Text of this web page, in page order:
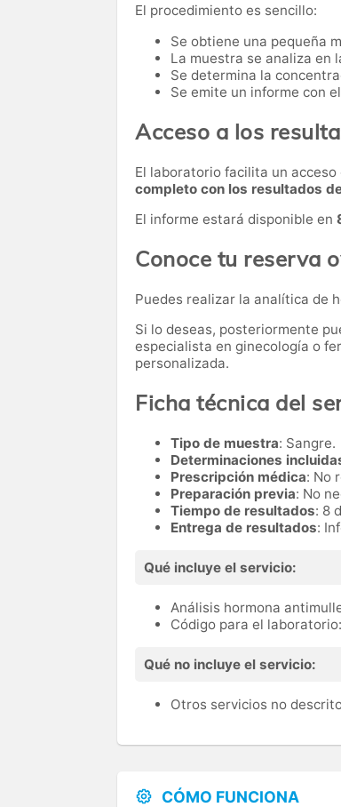
El procedimiento es sencillo:
Se obtiene una pequeña
La muestra se analiza en
Se determina la
Se emite un informe con
Acceso a los
El laboratorio facilita un
completo con los resultados
El informe estará disponible en
Conoce tu reserva
Puedes realizar la analítica de
Si lo deseas, posteriormente
especialista en ginecología o
personalizada.
Ficha técnica del
Tipo de muestra: Sangre.
Determinaciones
Prescripción médica: No
Preparación previa: No
Tiempo de resultados: 8
Entrega de resultados:
Qué incluye el servicio:
Análisis hormona
Código para el
Qué no incluye el servicio:
Otros servicios no
CÓMO FUNCIONA